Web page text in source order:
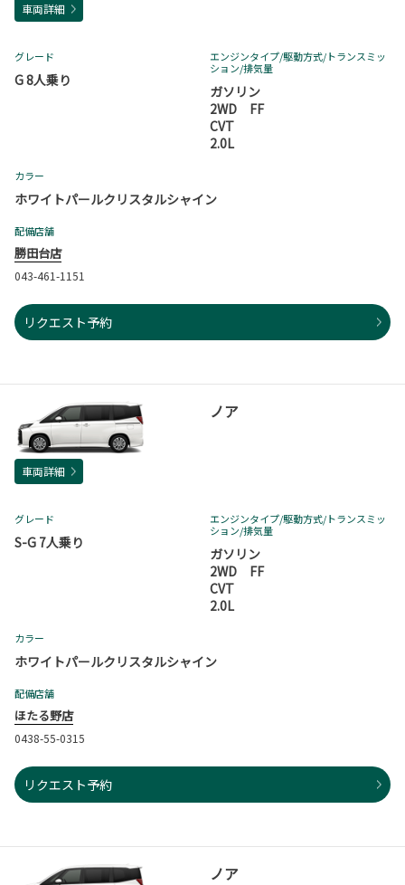
車両詳細
グレード
G 8人乗り
エンジンタイプ/駆動方式/トランスミッ
ション/排気量
ガソリン
2WD FF
CVT
2.0L
カラー
ホワイトパールクリスタルシャイン
配備店舗
勝田台店
043-461-1151
リクエスト予約
ノア
車両詳細
グレード
S-G 7人乗り
エンジンタイプ/駆動方式/トランスミッ
ション/排気量
ガソリン
2WD FF
CVT
2.0L
カラー
ホワイトパールクリスタルシャイン
配備店舗
ほたる野店
0438-55-0315
リクエスト予約
ノア